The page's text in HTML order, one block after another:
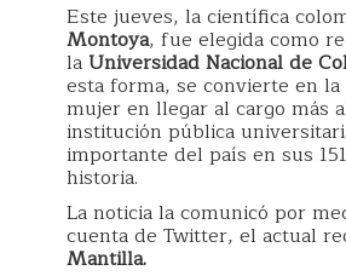
Este jueves, la científica
Montoya, fue elegida como
laUniversidad Nacional de
esta forma, se convierte en
mujer en llegar al cargo más
institución pública
importante del país en sus
historia.
La noticia la comunicó por
cuenta de Twitter, el actual
Mantilla.